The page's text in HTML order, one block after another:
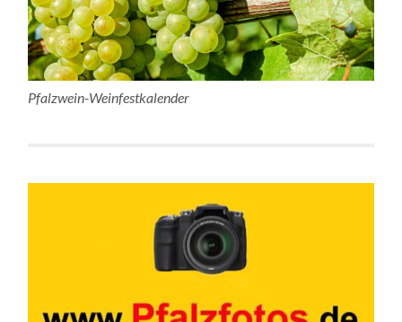
Pfalzwein-Weinfestkalender